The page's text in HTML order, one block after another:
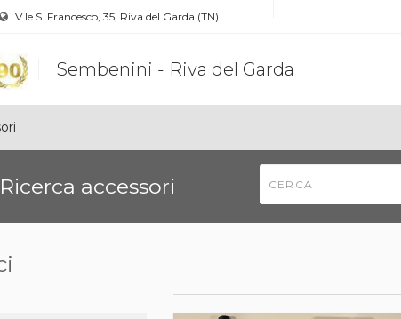
V.le S. Francesco, 35, Riva del Garda (TN)
Sembenini - Riva del Garda
Ricerca accessori